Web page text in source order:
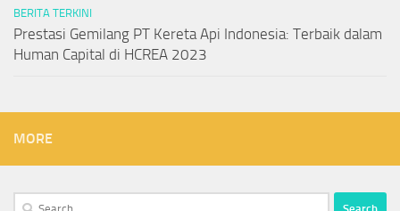
BERITA TERKINI
Prestasi Gemilang PT Kereta Api Indonesia: Terbaik dalam
Human Capital di HCREA 2023
MORE
Search